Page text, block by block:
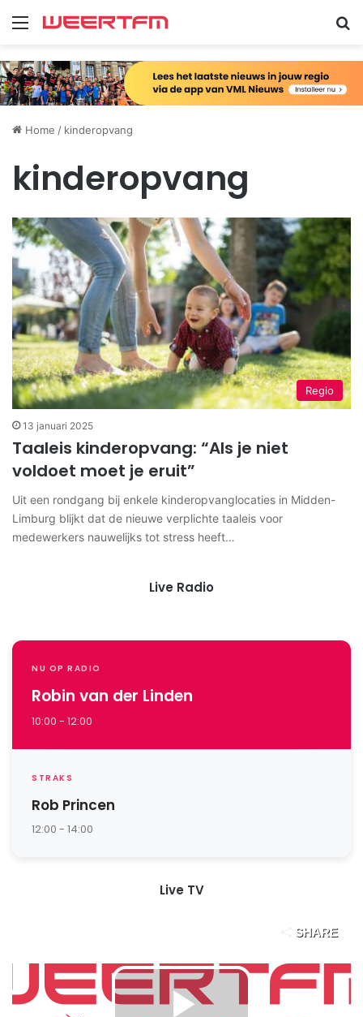
Menu
Home / kinderopvang
kinderopvang
Regio
13 januari 2025
Taaleis kinderopvang: “Als je niet
voldoet moet je eruit”
Uit een rondgang bij enkele kinderopvanglocaties in Midden-
Limburg blijkt dat de nieuwe verplichte taaleis voor
medewerkers nauwelijks tot stress heeft…
Live Radio
NU OP RADIO
Robin van der Linden
10:00 - 12:00
STRAKS
Rob Princen
12:00 - 14:00
Live TV